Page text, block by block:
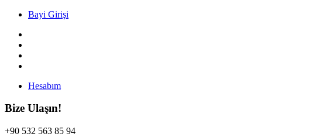
Bayi Girişi
Hesabım
Bize Ulaşın!
+90 532 563 85 94